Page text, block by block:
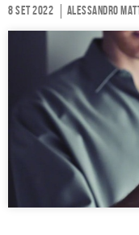
8 Set 2022 Alessandro